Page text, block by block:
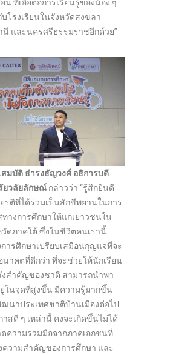
น ที่เอื้อต่อการเรียนรู้ของน้อง ๆ
โรงเรียนในจังหวัดสงขลา
นี และนครศรีธรรมราชอีกด้วย”
สมบัติ ธำรงธัญวงศ์ อธิการบดี
ยวลัยลักษณ์ กล่าวว่า “รู้สึกยินดี
รติที่ได้ร่วมเป็นสักขีพยานในการ
างการศึกษาให้แก่เยาวชนใน
ดภาคใต้ ซึ่งในชีวิตคนเรานี้
ารศึกษาเปรียบเสมือนกุญแจที่จะ
นาคตที่ดีกว่า ที่จะช่วยให้นักเรียน
งสำคัญของชาติ สามารถนำพา
ยู่ในจุดที่สูงขึ้น มีความรู้มากขึ้น
ฒนาประเทศชาติบ้านเมืองต่อไป
าสดี ๆ เหล่านี้ คงจะเกิดขึ้นไม่ได้
ดความร่วมมือจากภาคเอกชนที่
ความสำคัญของการศึกษา และ